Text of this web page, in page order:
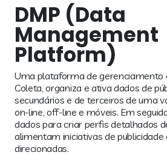
DMP (Data
Management
Platform)
Uma plataforma de gerenciamento
Coleta, organiza e ativa dados de
secundários e de terceiros de uma
on-line, off-line e móveis. Em
dados para criar perfis detalhados
alimentam iniciativas de publicidade
direcionadas.